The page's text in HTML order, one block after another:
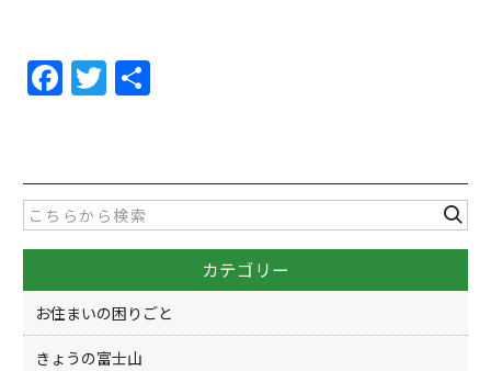
F
a
e
b
o
o
k
T
w
er
カテゴリー
お住まいの困りごと
きょうの富士山